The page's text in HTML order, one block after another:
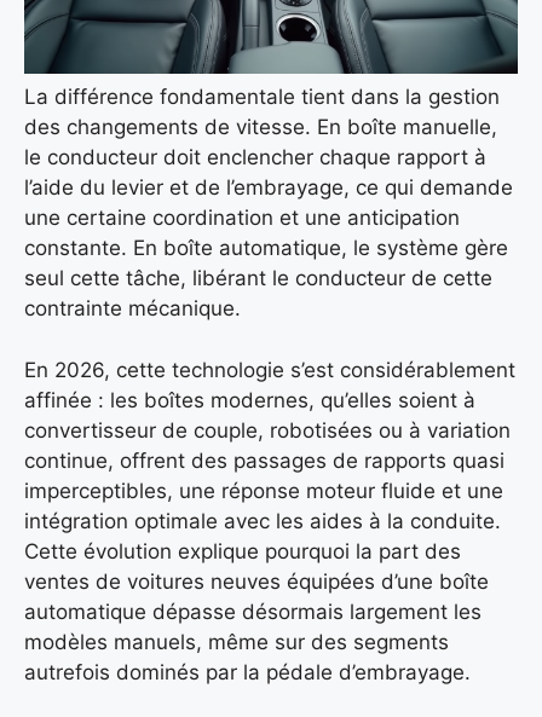
La différence fondamentale tient dans la gestion
des changements de vitesse. En boîte manuelle,
le conducteur doit enclencher chaque rapport à
l’aide du levier et de l’embrayage, ce qui demande
une certaine coordination et une anticipation
constante. En boîte automatique, le système gère
seul cette tâche, libérant le conducteur de cette
contrainte mécanique.
En 2026, cette technologie s’est considérablement
affinée : les boîtes modernes, qu’elles soient à
convertisseur de couple, robotisées ou à variation
continue, offrent des passages de rapports quasi
imperceptibles, une réponse moteur fluide et une
intégration optimale avec les aides à la conduite.
Cette évolution explique pourquoi la part des
ventes de voitures neuves équipées d’une boîte
automatique dépasse désormais largement les
modèles manuels, même sur des segments
autrefois dominés par la pédale d’embrayage.